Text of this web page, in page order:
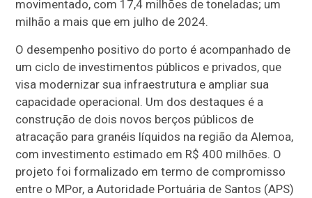
movimentado, com 17,4 milhões de toneladas; um
milhão a mais que em julho de 2024.
O desempenho positivo do porto é acompanhado de
um ciclo de investimentos públicos e privados, que
visa modernizar sua infraestrutura e ampliar sua
capacidade operacional. Um dos destaques é a
construção de dois novos berços públicos de
atracação para granéis líquidos na região da Alemoa,
com investimento estimado em R$ 400 milhões. O
projeto foi formalizado em termo de compromisso
entre o MPor, a Autoridade Portuária de Santos (APS)